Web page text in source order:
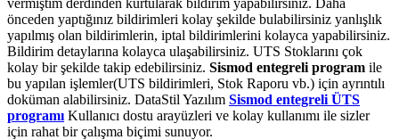
önceden yaptığınız bildirimleri kolay şekilde bulabilirsiniz yanlışlık
yapılmış olan bildirimlerin, iptal bildirimlerini kolayca yapabilirsiniz.
Bildirim detaylarına kolayca ulaşabilirsiniz. UTS Stoklarını çok
kolay bir şekilde takip edebilirsiniz. Sismod entegreli program ile
bu yapılan işlemler(UTS bildirimleri, Stok Raporu vb.) için ayrıntılı
doküman alabilirsiniz. DataStil Yazılım Sismod entegreli ÜTS
programı Kullanıcı dostu arayüzleri ve kolay kullanımı ile sizler
için rahat bir çalışma biçimi sunuyor.